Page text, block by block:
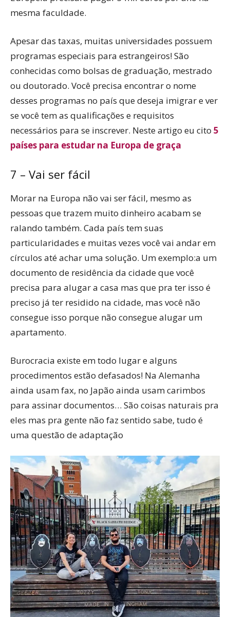
mesma faculdade.
Apesar das taxas, muitas universidades possuem
programas especiais para estrangeiros! São
conhecidas como bolsas de graduação, mestrado
ou doutorado. Você precisa encontrar o nome
desses programas no país que deseja imigrar e ver
se você tem as qualificações e requisitos
necessários para se inscrever. Neste artigo eu cito 5
países para estudar na Europa de graça
7 – Vai ser fácil
Morar na Europa não vai ser fácil, mesmo as
pessoas que trazem muito dinheiro acabam se
ralando também. Cada país tem suas
particularidades e muitas vezes você vai andar em
círculos até achar uma solução. Um exemplo:a um
documento de residência da cidade que você
precisa para alugar a casa mas que pra ter isso é
preciso já ter residido na cidade, mas você não
consegue isso porque não consegue alugar um
apartamento.
Burocracia existe em todo lugar e alguns
procedimentos estão defasados! Na Alemanha
ainda usam fax, no Japão ainda usam carimbos
para assinar documentos… São coisas naturais pra
eles mas pra gente não faz sentido sabe, tudo é
uma questão de adaptação